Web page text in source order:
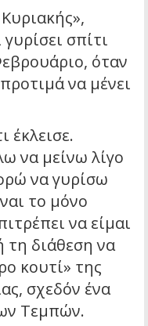
σπίτι
όταν
να μένει
έκλεισε.
να μείνω λίγο
να γυρίσω
το μόνο
να είμαι
τη διάθεση να
κουτί» της
σχεδόν ένα
Τεμπών.